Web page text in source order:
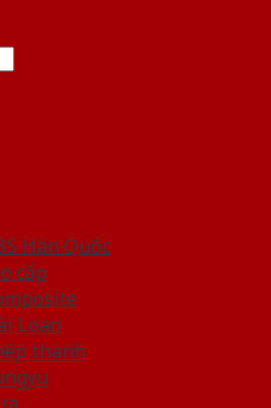
Hàn Quốc
cấp
Loan
thanh